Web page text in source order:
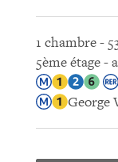
1 chambre -
5ème étage -
George